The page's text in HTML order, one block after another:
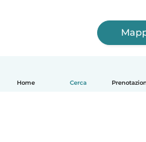
Home Cerca